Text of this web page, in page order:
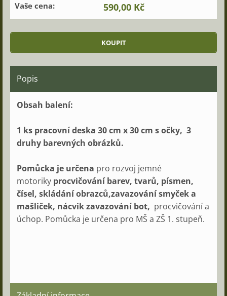
Vaše cena: 590,00 Kč
Popis
Obsah balení:
1 ks pracovní deska 30 cm x 30 cm s očky, 3
druhy barevných obrázků.
Pomůcka je určena pro rozvoj jemné
motoriky procvičování barev, tvarů, písmen,
čísel, skládání obrazců,zavazování smyček a
mašliček, nácvik zavazování bot, procvičování a
úchop. Pomůcka je určena pro MŠ a ZŠ 1. stupeň.